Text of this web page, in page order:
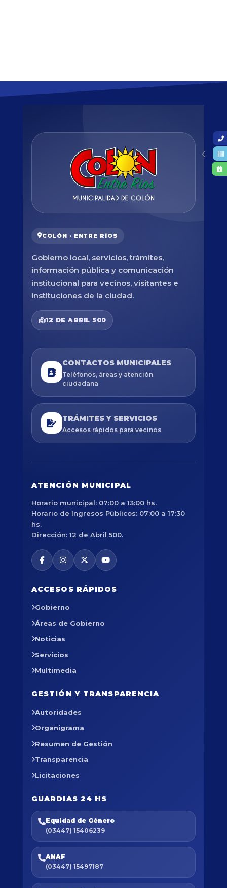
COLÓN · ENTRE RÍOS
Gobierno local, servicios, trámites,
información pública y comunicación
institucional para vecinos, visitantes e
instituciones de la ciudad.
12 DE ABRIL 500
CONTACTOS MUNICIPALES
Teléfonos, áreas y atención
ciudadana
TRÁMITES Y SERVICIOS
Accesos rápidos para vecinos
ATENCIÓN MUNICIPAL
Horario municipal: 07:00 a 13:00 hs.
Horario de Ingresos Públicos: 07:00 a 17:30
hs.
Dirección: 12 de Abril 500.
ACCESOS RÁPIDOS
Gobierno
Áreas de Gobierno
Noticias
Servicios
Multimedia
GESTIÓN Y TRANSPARENCIA
Autoridades
Organigrama
Resumen de Gestión
Transparencia
Licitaciones
GUARDIAS 24 HS
Equidad de Género
(03447) 15406239
ANAF
(03447) 15497187